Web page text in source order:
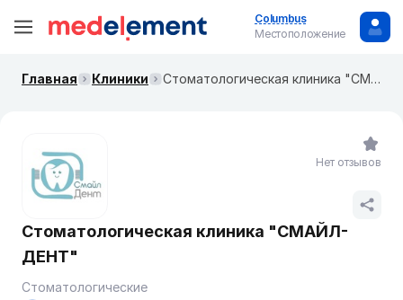
Columbus
Местоположение
Главная Клиники Стоматологическая клиника "СМАЙЛ-ДЕНТ"
Стоматологическая клиника "СМАЙЛ-
ДЕНТ"
Стоматологические
Нет отзывов